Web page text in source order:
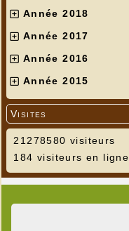
Année 2018
Année 2017
Année 2016
Année 2015
Visites
21278580 visiteurs
184 visiteurs en ligne